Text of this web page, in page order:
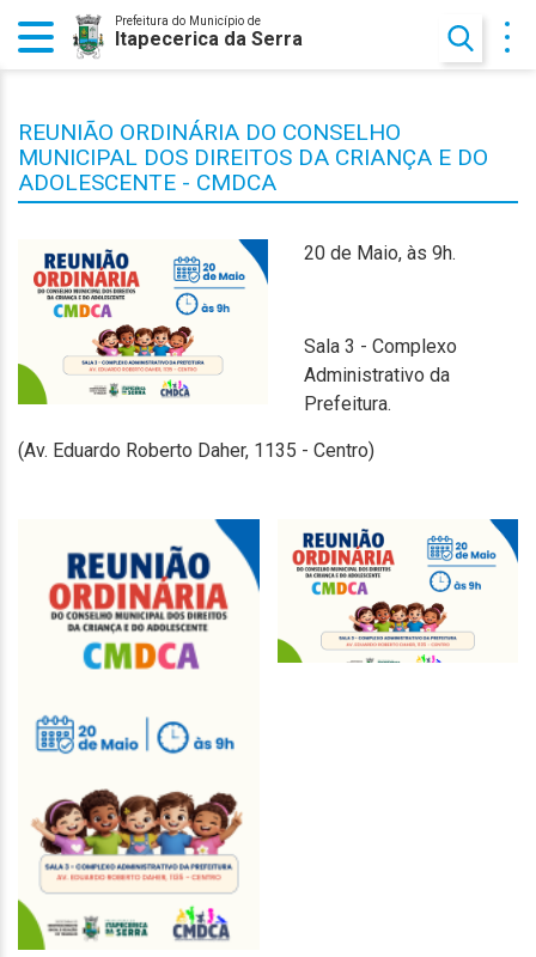
Prefeitura do Município de
Itapecerica da Serra
REUNIÃO ORDINÁRIA DO CONSELHO
MUNICIPAL DOS DIREITOS DA CRIANÇA E DO
ADOLESCENTE - CMDCA
20 de Maio, às 9h.
Sala 3 - Complexo
Administrativo da
Prefeitura.
(Av. Eduardo Roberto Daher, 1135 - Centro)